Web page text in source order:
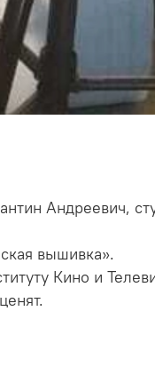
Андреевич,
вышивка».
Кино и